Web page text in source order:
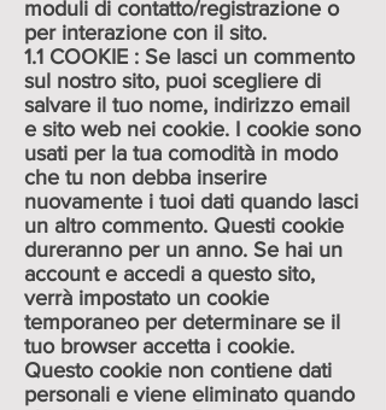
moduli di contatto/registrazione o
per interazione con il sito.
1.1 COOKIE : Se lasci un commento
sul nostro sito, puoi scegliere di
salvare il tuo nome, indirizzo email
e sito web nei cookie. I cookie sono
usati per la tua comodità in modo
che tu non debba inserire
nuovamente i tuoi dati quando lasci
un altro commento. Questi cookie
dureranno per un anno. Se hai un
account e accedi a questo sito,
verrà impostato un cookie
temporaneo per determinare se il
tuo browser accetta i cookie.
Questo cookie non contiene dati
personali e viene eliminato quando